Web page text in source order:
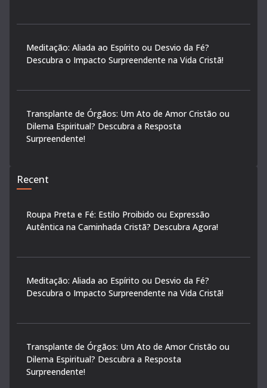
Meditação: Aliada ao Espírito ou Desvio da Fé?
Descubra o Impacto Surpreendente na Vida Cristã!
Transplante de Órgãos: Um Ato de Amor Cristão ou
Dilema Espiritual? Descubra a Resposta
Surpreendente!
Recent
Roupa Preta e Fé: Estilo Proibido ou Expressão
Autêntica na Caminhada Cristã? Descubra Agora!
Meditação: Aliada ao Espírito ou Desvio da Fé?
Descubra o Impacto Surpreendente na Vida Cristã!
Transplante de Órgãos: Um Ato de Amor Cristão ou
Dilema Espiritual? Descubra a Resposta
Surpreendente!